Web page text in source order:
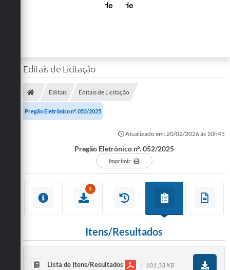
Editais de Licitação
Editais Editais de Licitação
Pregão Eletrônico n°. 052/2025
Atualizado em: 20/02/2026 às 10h45
Pregão Eletrônico n°. 052/2025
Imprimir
9
Itens/Resultados
Lista de Itens/Resultados 101,33 KB